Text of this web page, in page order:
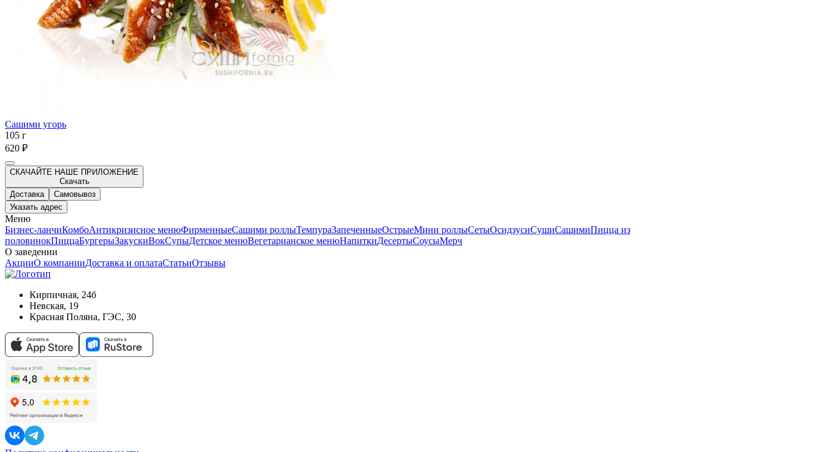
Сашими угорь
105 г
620 ₽
СКАЧАЙТЕ НАШЕ ПРИЛОЖЕНИЕ
Скачать
Доставка
Самовывоз
Указать адрес
Меню
Бизнес-ланчиКомбоАнтикризисное менюФирменныеСашими роллыТемпураЗапеченныеОстрыеМини роллыСетыОсидзусиСушиСашимиПицца из
половинокПиццаБургерыЗакускиВокСупыДетское менюВегетарианское менюНапиткиДесертыСоусыМерч
О заведении
АкцииО компанииДоставка и оплатаСтатьиОтзывы
Кирпичная, 24б
Невская, 19
Красная Поляна, ГЭС, 30